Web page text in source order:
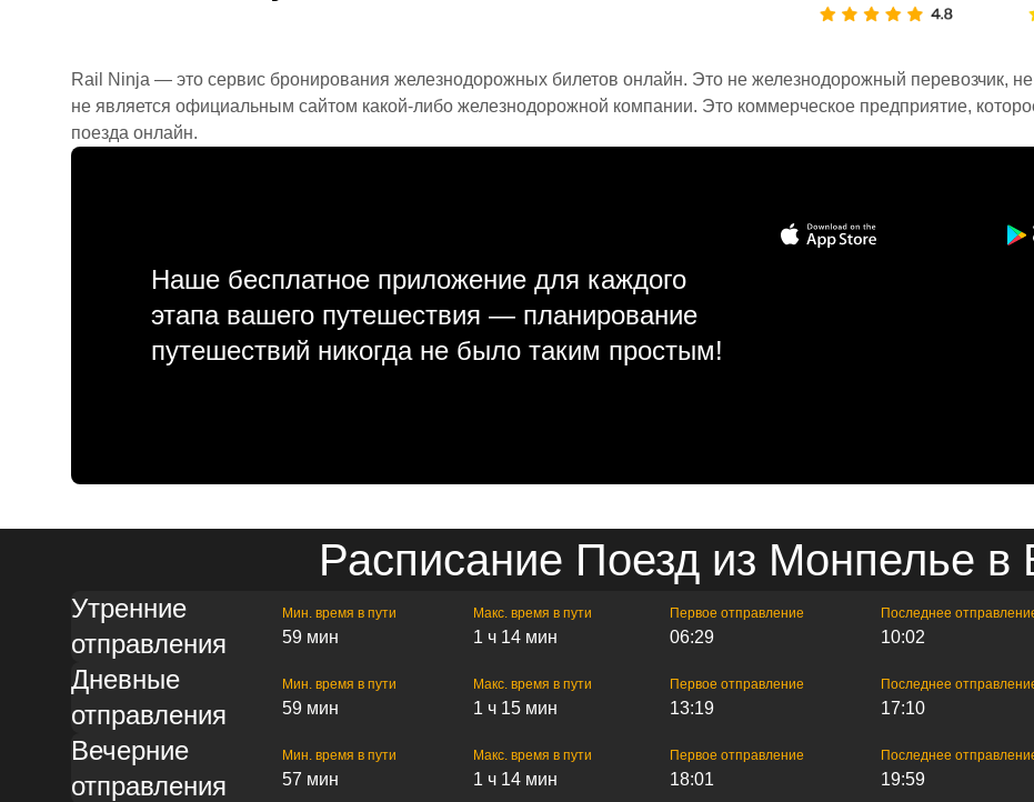
Rail Ninja — это сервис бронирования железнодорожных билетов онлайн. Это не железнодорожный перевозчик, не
не является официальным сайтом какой-либо железнодорожной компании. Это коммерческое предприятие,
поезда онлайн.
Наше бесплатное приложение для каждого
этапа вашего путешествия — планирование
путешествий никогда не было таким простым!
Расписание Поезд из Монпелье в
Утренние
отправления
Мин. время в пути
59 мин
Макс. время в пути
1 ч 14 мин
Первое отправление
06:29
Последнее
10:02
Дневные
отправления
Мин. время в пути
59 мин
Макс. время в пути
1 ч 15 мин
Первое отправление
13:19
Последнее
17:10
Вечерние
отправления
Мин. время в пути
57 мин
Макс. время в пути
1 ч 14 мин
Первое отправление
18:01
Последнее
19:59